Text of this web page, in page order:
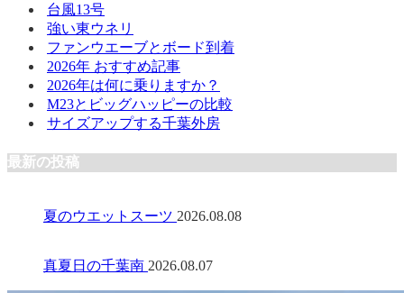
台風13号
強い東ウネリ
ファンウエーブとボード到着
2026年 おすすめ記事
2026年は何に乗りますか？
M23とビッグハッピーの比較
サイズアップする千葉外房
最新の投稿
夏のウエットスーツ 2026.08.08
真夏日の千葉南 2026.08.07